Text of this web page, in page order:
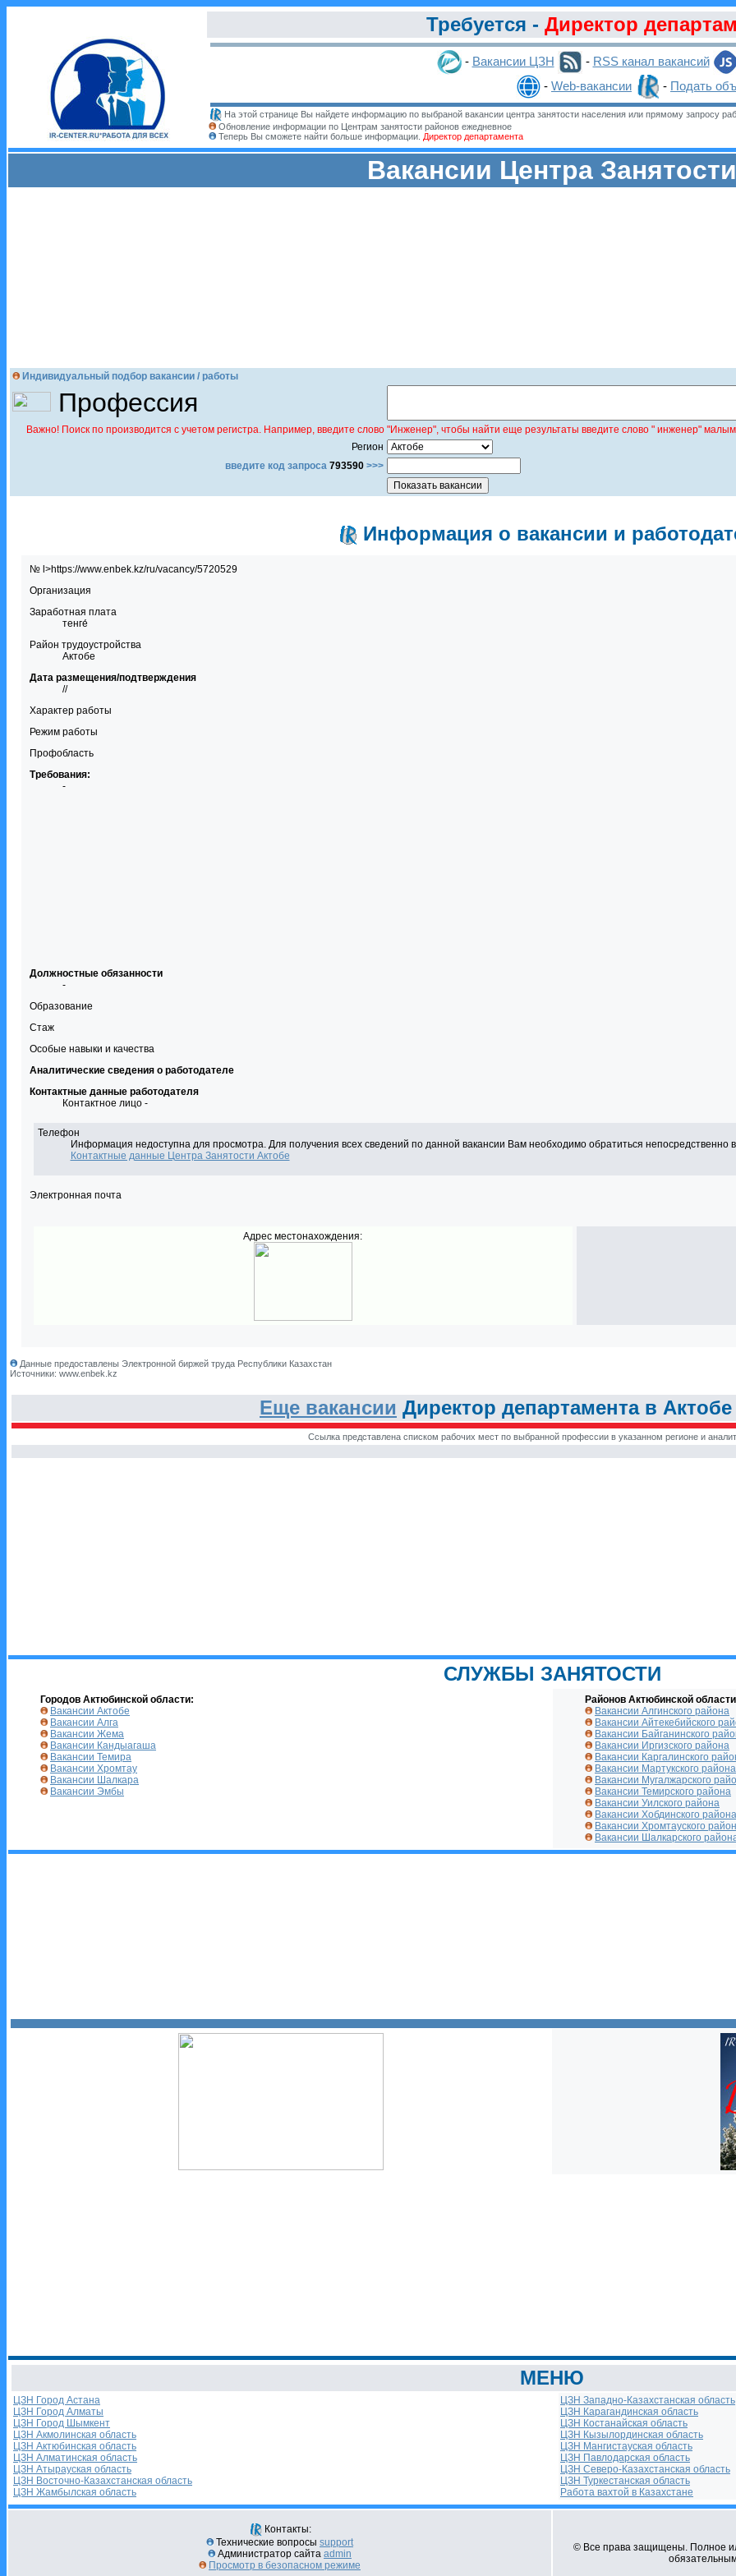
Требуется - Директор
- Вакансии ЦЗН - RSS канал вакансий
- Web-вакансии - Подать
На этой странице Вы найдете информацию по выбраной вакансии центра занятости населения или прямому запросу
Обновление информации по Центрам занятости районов ежедневное
Теперь Вы сможете найти больше информации. Директор департамента
Вакансии Центра Занятости
Индивидуальный подбор вакансии / работы
Профессия
Важно! Поиск по производится с учетом регистра. Например, введите слово "Инженер", чтобы найти еще результаты введите слово " инженер"
Регион
введите код запроса 793590 >>>
Информация о вакансии и
№ l>https://www.enbek.kz/ru/vacancy/5720529
Организация
Заработная плата
тенге́
Район трудоустройства
Актобе
Дата размещения/подтверждения
//
Характер работы
Режим работы
Профобласть
Требования:
-
Должностные обязанности
-
Образование
Стаж
Особые навыки и качества
Аналитические сведения о работодателе
Контактные данные работодателя
Контактное лицо -
Телефон
Информация недоступна для просмотра. Для получения всех сведений по данной вакансии Вам необходимо обратиться
Контактные данные Центра Занятости Актобе
Электронная почта
Адрес местонахождения:
Данные предоставлены Электронной биржей труда Республики Казахстан
Источники: www.enbek.kz
Еще вакансии Директор департамента в Актобе
Ссылка представлена списком рабочих мест по выбранной профессии в указанном регионе и
СЛУЖБЫ ЗАНЯТОСТИ
Городов Актюбинской области:
Вакансии Актобе
Вакансии Алга
Вакансии Жема
Вакансии Кандыагаша
Вакансии Темира
Вакансии Хромтау
Вакансии Шалкара
Вакансии Эмбы
Районов Актюбинской
Вакансии Алгинского района
Вакансии Айтекебийского
Вакансии Байганинского
Вакансии Иргизского района
Вакансии Каргалинского
Вакансии Мартукского района
Вакансии Мугалжарского
Вакансии Темирского района
Вакансии Уилского района
Вакансии Хобдинского района
Вакансии Хромтауского
Вакансии Шалкарского
МЕНЮ
ЦЗН Город Астана
ЦЗН Город Алматы
ЦЗН Город Шымкент
ЦЗН Акмолинская область
ЦЗН Актюбинская область
ЦЗН Алматинская область
ЦЗН Атырауская область
ЦЗН Восточно-Казахстанская область
ЦЗН Жамбылская область
ЦЗН Западно-Казахстанская область
ЦЗН Карагандинская область
ЦЗН Костанайская область
ЦЗН Кызылординская область
ЦЗН Мангистауская область
ЦЗН Павлодарская область
ЦЗН Северо-Казахстанская область
ЦЗН Туркестанская область
Работа вахтой в Казахстане
Контакты:
Технические вопросы support
Администратор сайта admin
Просмотр в безопасном режиме
© Все права защищены. Полное